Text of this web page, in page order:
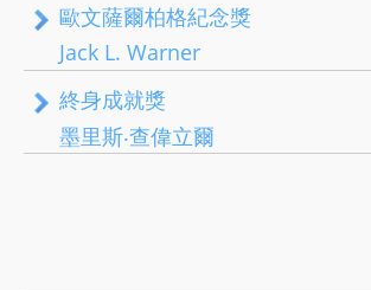
歐文薩爾柏格紀念獎
Jack L. Warner
終身成就獎
墨里斯‧查偉立爾